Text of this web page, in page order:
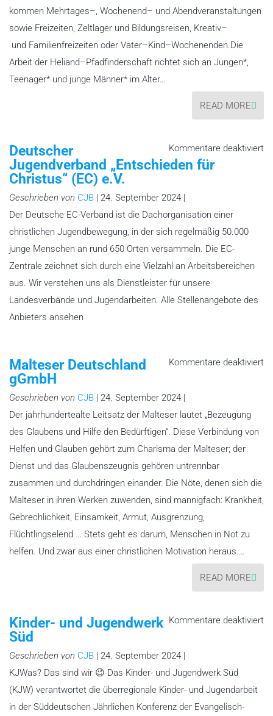
kommen Mehrtages–, Wochenend– und Abendveranstaltungen
sowie Freizeiten, Zeltlager und Bildungsreisen, Kreativ–
und Familienfreizeiten oder Vater–Kind–Wochenenden.Die
Arbeit der Heliand–Pfadfinderschaft richtet sich an Jungen*,
Teenager* und junge Männer* im Alter…
READ MORE
Kommentare deaktiviert
Deutscher
Jugendverband „Entschieden für
Christus“ (EC) e.V.
Geschrieben von CJB | 24. September 2024 |
Der Deutsche EC-Verband ist die Dachorganisation einer
christlichen Jugendbewegung, in der sich regelmäßig 50.000
junge Menschen an rund 650 Orten versammeln. Die EC-
Zentrale zeichnet sich durch eine Vielzahl an Arbeitsbereichen
aus. Wir verstehen uns als Dienstleister für unsere
Landesverbände und Jugendarbeiten. Alle Stellenangebote des
Anbieters ansehen
Kommentare deaktiviert
Malteser Deutschland
gGmbH
Geschrieben von CJB | 24. September 2024 |
Der jahrhundertealte Leitsatz der Malteser lautet „Bezeugung
des Glaubens und Hilfe den Bedürftigen“. Diese Verbindung von
Helfen und Glauben gehört zum Charisma der Malteser; der
Dienst und das Glaubenszeugnis gehören untrennbar
zusammen und durchdringen einander. Die Nöte, denen sich die
Malteser in ihren Werken zuwenden, sind mannigfach: Krankheit,
Gebrechlichkeit, Einsamkeit, Armut, Ausgrenzung,
Flüchtlingselend … Stets geht es darum, Menschen in Not zu
helfen. Und zwar aus einer christlichen Motivation heraus.…
READ MORE
Kommentare deaktiviert
Kinder- und Jugendwerk
Süd
Geschrieben von CJB | 24. September 2024 |
KJWas? Das sind wir 😉 Das Kinder- und Jugendwerk Süd
(KJW) verantwortet die überregionale Kinder- und Jugendarbeit
in der Süddeutschen Jährlichen Konferenz der Evangelisch-